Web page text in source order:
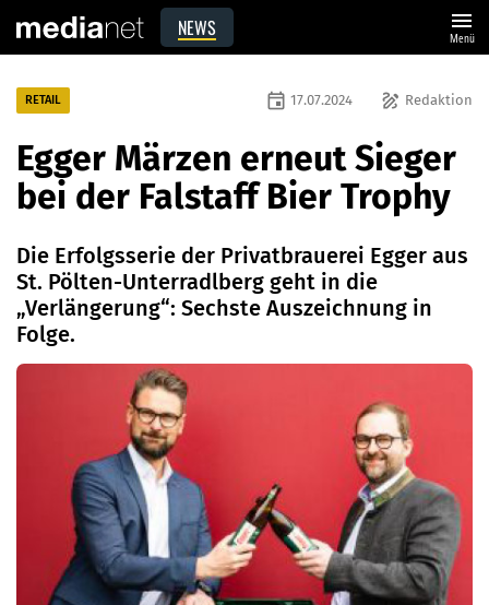
NEWS menu
Menü
RETAIL draw Redaktion
event 17.07.2024
Egger Märzen erneut Sieger
bei der Falstaff Bier Trophy
Die Erfolgsserie der Privatbrauerei Egger aus
St. Pölten-Unterradlberg geht in die
„Verlängerung“: Sechste Auszeichnung in
Folge.